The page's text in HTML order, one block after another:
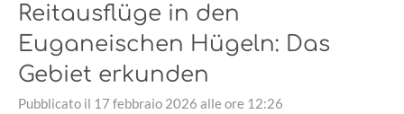
Reitausflüge in den
Euganeischen Hügeln: Das
Gebiet erkunden
Pubblicato il 17 febbraio 2026 alle ore 12:26